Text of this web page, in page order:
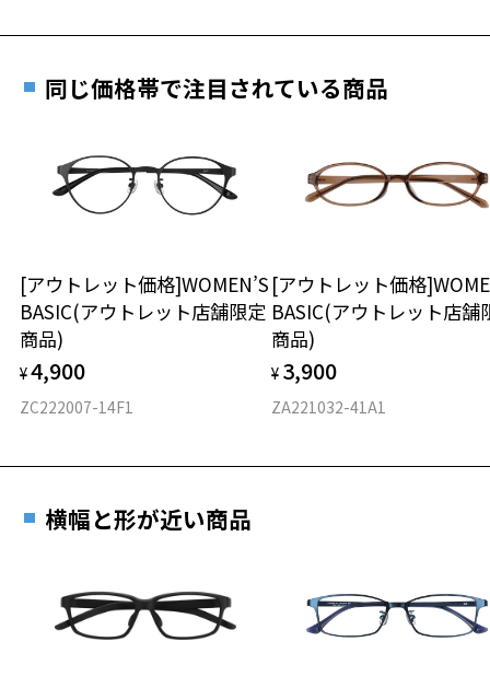
16.9g
※着脱式サングラス：デモレンズ、アタッチメント込みの重さ
タイプ
材質
フロント素材：Metal/French Plastic
す。
もっと見る
お近くのZoff実店舗にて度数を測定いただけます（無料）。
その際は記入用紙をダウンロードしてお使いください。
ダウンロード
同じ価格帯で注目されている商品
[アウトレット価格]WOMEN’S
BASIC(アウトレット店舗限定
商品)
¥4,900
ZC222007-14F1
[アウトレット価格
BASIC(アウトレット店舗
商品)
¥ 3,900
ZA221032-41A1
横幅と形が近い商品